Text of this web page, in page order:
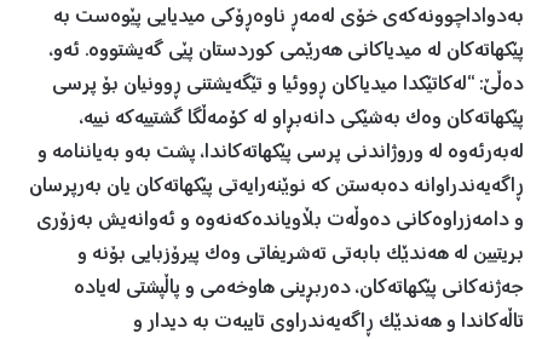
بەدواداچوونەکەی خۆی لەمەڕ ناوەڕۆکی میدیایی پێوەست بە
پێکهاتەکان لە میدیاکانی هەرێمی کوردستان پێی گەیشتووە. ئەو،
دەڵێ: “لەکاتێکدا میدیاکان ڕووئیا و تێگەیشتنی ڕوونیان بۆ پرسی
پێکهاتەکان وەک بەشێکی دانەبڕاو لە کۆمەڵگا گشتییەکە نییە،
لەبەرئەوە لە وروژاندنی پرسی پێکهاتەکاندا، پشت بەو بەیاننامە و
ڕاگەیەندراوانە دەبەستن کە نوێنەرایەتی پێکهاتەکان یان بەرپرسان
و دامەزراوەکانی دەوڵەت بڵاویاندەکەنەوە و ئەوانەیش بەزۆری
بریتیین لە هەندێک بابەتی تەشریفاتی وەک پیرۆزبایی بۆنە و
جەژنەکانی پێکهاتەکان، دەربڕینی هاوخەمی و پاڵپشتی لەیادە
تاڵەکاندا و هەندێک ڕاگەیەندراوی تایبەت بە دیدار و